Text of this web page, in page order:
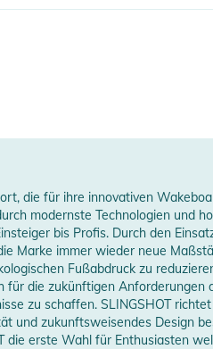
anzeigen
die für ihre innovativen
modernste Technologien
bis Profis. Durch den
Marke immer wieder neue
Fußabdruck zu
für die zukünftigen
zu schaffen. SLINGSHOT
und zukunftsweisendes Design
die erste Wahl für Enthusiasten